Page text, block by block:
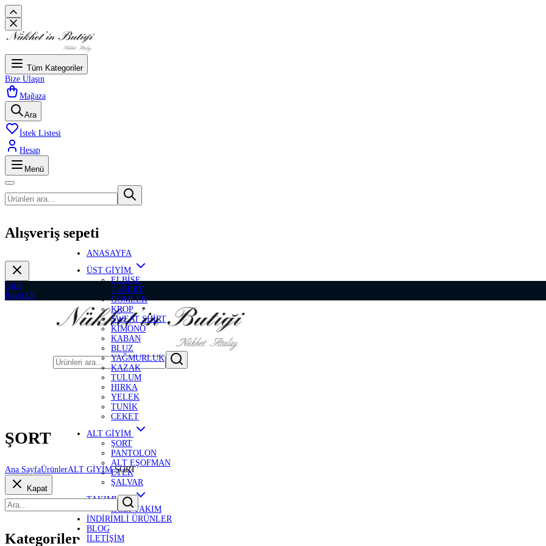
Tüm Kategoriler
Bize Ulaşın
Mağaza
Ara
İstek Listesi
Hesap
Menü
Alışveriş sepeti
Giriş
Kayıt Ol
ANASAYFA
ÜST GİYİM
ELBİSE
T-SHİRT
GÖMLEK
KROP
SWEAT SHİRT
KİMONO
KABAN
BLUZ
YAĞMURLUK
KAZAK
TULUM
HIRKA
YELEK
TUNİK
CEKET
ALT GİYİM
ŞORT
PANTOLON
ALT EŞOFMAN
ETEK
ŞALVAR
TAKIMLAR
İKİLİ TAKIM
İNDİRİMLİ ÜRÜNLER
BLOG
İLETİŞİM
ŞORT
Ana SayfaÜrünlerALT GİYİMŞORT
Kapat
Kategoriler